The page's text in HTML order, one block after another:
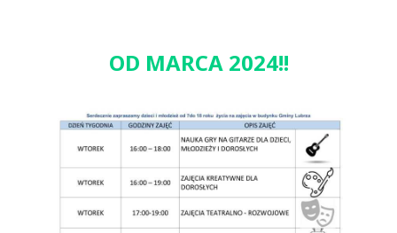
OD MARCA 2024!!